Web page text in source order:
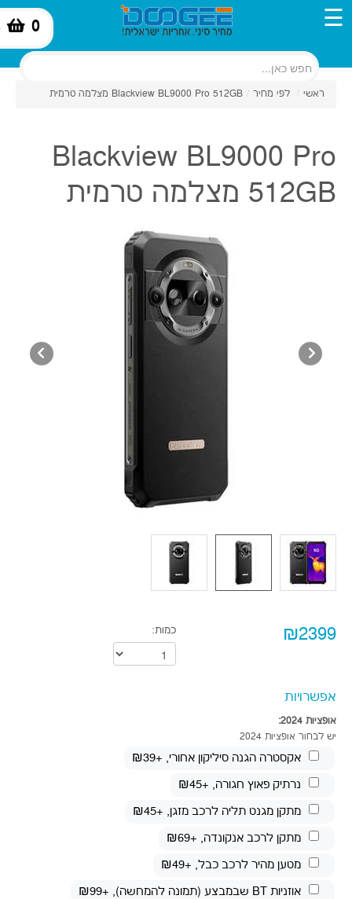
0 ☰
ראשי / לפי מחיר / Blackview BL9000 Pro 512GB מצלמה טרמית
Blackview BL9000 Pro
512GB מצלמה טרמית
₪2399 כמות:
אפשרויות
אופציות 2024:
יש לבחור אופציות 2024
אקסטרה הגנה סיליקון אחורי, +₪39
נרתיק פאוץ חגורה, +₪45
מתקן מגנט תליה לרכב מזגן, +₪45
מתקן לרכב אנקונדה, +₪69
מטען מהיר לרכב כבל, +₪49
אוזניות BT שבמבצע (תמונה להמחשה)
, +₪99